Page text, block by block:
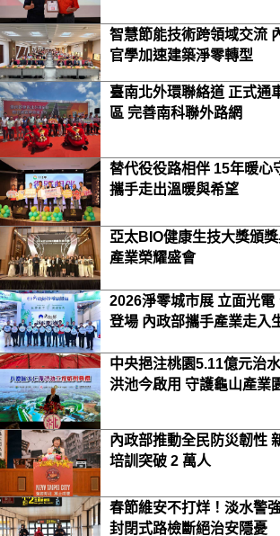
智慧節能技術跨領域交流
官學加速建築淨零轉型
臺南北外環聯絡道 正式通
區 完善南科聯外路網
替代役役路相伴 15年暖心
攜手走出溫暖與希望
亞太BIO健康生技大獎頒
產業榮耀盛會
2026淨零城市展 立面光電
登場 內政部攜手產業走入
中央挹注桃園5.11億元治
洪池今啟用 守護龜山產業
內政部推動全民防災韌性
培訓突破 2 萬人
春節維安不打烊！淡水警
封閉式路檢斷絕治安隱憂